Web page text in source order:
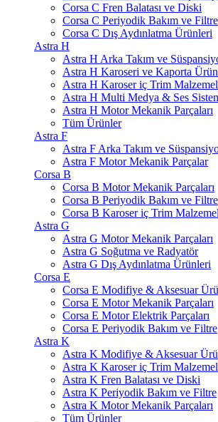
Corsa C Fren Balatası ve Diski
Corsa C Periyodik Bakım ve Filtre
Corsa C Dış Aydınlatma Ürünleri
Astra H
Astra H Arka Takım ve
Astra H Karoseri ve Kaporta
Astra H Karoser iç Trim
Astra H Multi Medya & Ses
Astra H Motor Mekanik Parçaları
Tüm Ürünler
Astra F
Astra F Arka Takım ve
Astra F Motor Mekanik Parçalar
Corsa B
Corsa B Motor Mekanik Parçaları
Corsa B Periyodik Bakım ve Filtre
Corsa B Karoser iç Trim
Astra G
Astra G Motor Mekanik Parçaları
Astra G Soğutma ve Radyatör
Astra G Dış Aydınlatma Ürünleri
Corsa E
Corsa E Modifiye & Aksesuar
Corsa E Motor Mekanik Parçaları
Corsa E Motor Elektrik Parçaları
Corsa E Periyodik Bakım ve Filtre
Astra K
Astra K Modifiye & Aksesuar
Astra K Karoser iç Trim
Astra K Fren Balatası ve Diski
Astra K Periyodik Bakım ve Filtre
Astra K Motor Mekanik Parçaları
Tüm Ürünler